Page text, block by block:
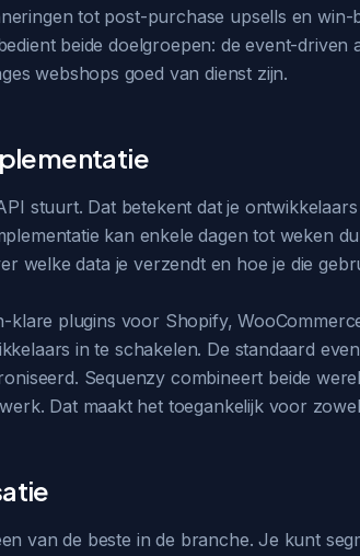
tot post-purchase upsells en
beide doelgroepen: de event-
webshops goed van dienst zijn.
stuurt. Dat betekent dat je
kan enkele dagen tot weken
welke data je verzendt en hoe je die
plugins voor Shopify,
in te schakelen. De standaard
Sequenzy combineert beide
Dat maakt het toegankelijk voor
van de beste in de branche. Je kunt